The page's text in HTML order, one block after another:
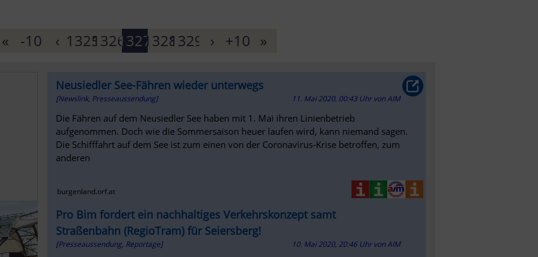
« -10 ‹ 13251326132713281329 › +10 »
Neusiedler See-Fähren wieder unterwegs
[Newslink, Presseaussendung] 11. Mai 2020, 00:43 Uhr vonAIM
Die Fähren auf dem Neusiedler See haben mit 1. Mai ihren Linienbetrieb
aufgenommen. Doch wie die Sommersaison heuer laufen wird, kann niemand sagen.
Die Schifffahrt auf dem See ist zum einen von der Coronavirus-Krise betroffen, zum
anderen
burgenland.orf.at
Pro Bim fordert ein nachhaltiges Verkehrskonzept samt
Straßenbahn (RegioTram) für Seiersberg!
[Presseaussendung, Reportage] 10. Mai 2020, 20:46 Uhr vonAIM